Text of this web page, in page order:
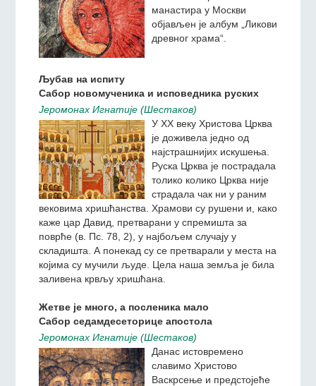
Поводом 625. годишњице
оснивања Сретењског
манастира у Москви
Љубав на испиту
Сабор новомученика и исповедника руских
Jeромонах Игнатиjе (Шестаков)
У ХХ веку Христова Црква
је доживела једно од
најстрашнијих искушења.
Руска Црква је пострадала
толико колико Црква није
страдала чак ни у раним
вековима хришћанства. Храмови су рушени и, како
каже цар Давид, претварани у спремишта за
поврће (в. Пс. 78, 2), у најбољем случају у
складишта. А понекад су се претварали у места на
заливена крвљу хришћана.
Жетве је много, а посленика мало
Сабор седамдесеторице апостола
Jeромонах Игнатиjе (Шестаков)
Данас истовремено